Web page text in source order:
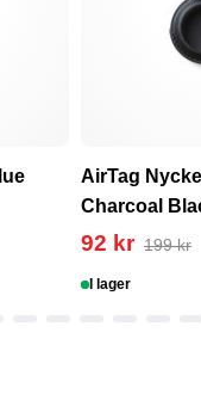
AirTag
Charcoal
92 kr 199 kr
I lager